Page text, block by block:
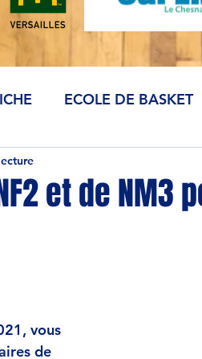
ECOLE DE BASKET
et de NM3
vous
de